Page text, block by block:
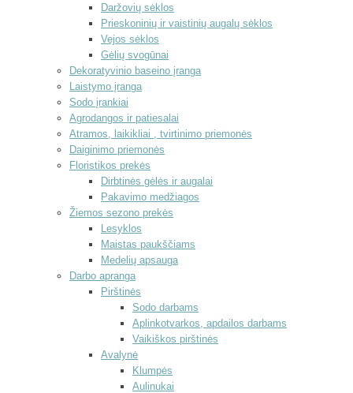
Daržovių sėklos
Prieskoninių ir vaistinių augalų sėklos
Vejos sėklos
Gėlių svogūnai
Dekoratyvinio baseino įranga
Laistymo įranga
Sodo įrankiai
Agrodangos ir patiesalai
Atramos, laikikliai , tvirtinimo priemonės
Daiginimo priemonės
Floristikos prekės
Dirbtinės gėlės ir augalai
Pakavimo medžiagos
Žiemos sezono prekės
Lesyklos
Maistas paukščiams
Medelių apsauga
Darbo apranga
Pirštinės
Sodo darbams
Aplinkotvarkos, apdailos darbams
Vaikiškos pirštinės
Avalynė
Klumpės
Aulinukai